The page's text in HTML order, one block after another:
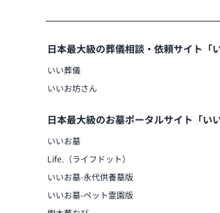
日本最大級の葬儀相談・依頼サイト「
いい葬儀
いいお坊さん
日本最大級のお墓ポータルサイト「いい
いいお墓
Life.（ライフドット）
いいお墓-永代供養墓版
いいお墓-ペット霊園版